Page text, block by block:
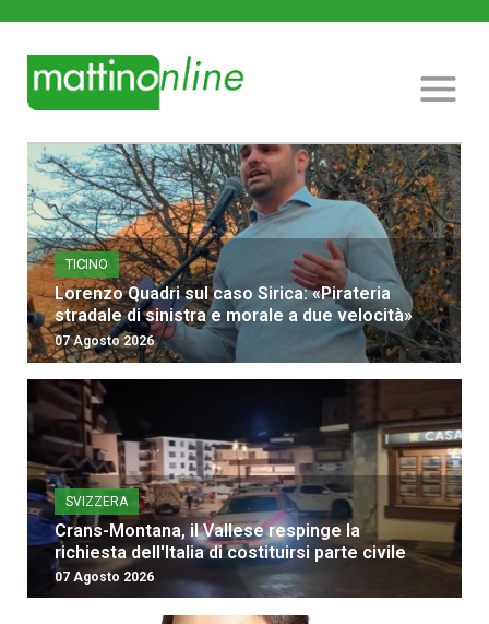
TICINO
Lorenzo Quadri sul caso Sirica: «Pirateria
stradale di sinistra e morale a due velocità»
07 Agosto 2026
SVIZZERA
Crans-Montana, il Vallese respinge la
richiesta dell'Italia di costituirsi parte civile
07 Agosto 2026